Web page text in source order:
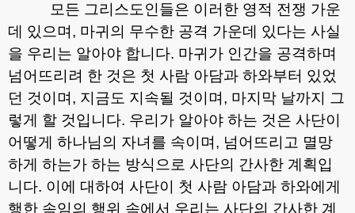
모든 그리스도인들은 이러한 영적 전쟁 가운
데 있으며 , 마귀의 무수한 공격 가운데 있다는 사실
을 우리는 알아야 합니다. 마귀가 인간을 공격하며
넘어뜨리려 한 것은 첫 사람 아담과 하와부터 있었
던 것이며 , 지금도 지속될 것이며 , 마지막 날까지 그
렇게 할 것입니다. 우리가 알아야 하는 것은 사단이
어떻게 하나님의 자녀를 속이며 , 넘어뜨리고 멸망
하게 하는가 하는 방식으로 사단의 간사한 계획입
니다. 이에 대하여 사단이 첫 사람 아담과 하와에게
행한 속임의 행위 속에서 우리는 사단의 간사한 계